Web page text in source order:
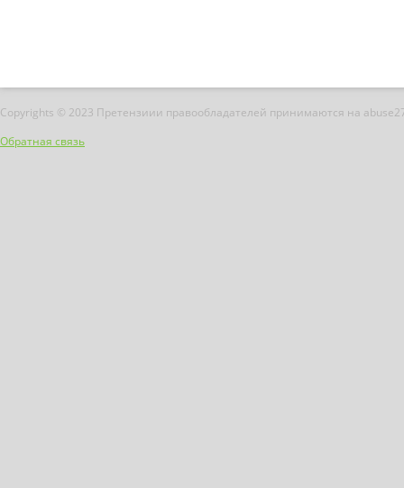
Copyrights © 2023 Претензиии правообладателей принимаются на
Обратная связь